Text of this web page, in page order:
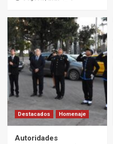
Destacados Homenaje
Autoridades